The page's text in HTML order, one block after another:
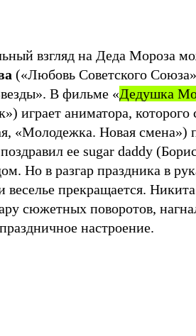
взгляд на Деда Мороза
(«Любовь Советского
В фильме «Дедушка
играет аниматора,
«Молодежка. Новая смена»)
ее sugar daddy
Но в разгар праздника в
веселье прекращается.
сюжетных поворотов,
настроение.